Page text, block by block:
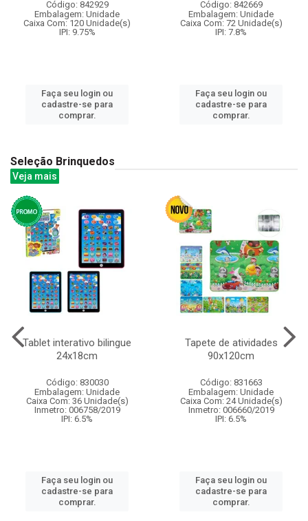
Código: 842929
Embalagem: Unidade
Caixa Com: 120 Unidade(s)
IPI: 9.75%
Faça seu login ou
cadastre-se para
comprar.
Código: 842669
Embalagem: Unidade
Caixa Com: 72 Unidade(s)
IPI: 7.8%
Faça seu login ou
cadastre-se para
comprar.
Seleção Brinquedos
Veja mais
Tablet interativo bilingue
24x18cm
Código: 830030
Embalagem: Unidade
Caixa Com: 36 Unidade(s)
Inmetro: 006758/2019
IPI: 6.5%
Faça seu login ou
cadastre-se para
comprar.
Tapete de atividades
90x120cm
Código: 831663
Embalagem: Unidade
Caixa Com: 24 Unidade(s)
Inmetro: 006660/2019
IPI: 6.5%
Faça seu login ou
cadastre-se para
comprar.